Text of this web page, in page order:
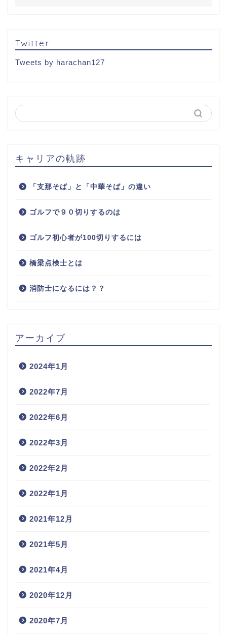
Twitter
Tweets by harachan127
キャリアの軌跡
「支那そば」と「中華そば」の違い
ゴルフで９０切りするのは
ゴルフ初心者が100切りするには
橋梁点検士とは
消防士になるには？？
アーカイブ
2024年1月
2022年7月
2022年6月
2022年3月
2022年2月
2022年1月
2021年12月
2021年5月
2021年4月
2020年12月
2020年7月